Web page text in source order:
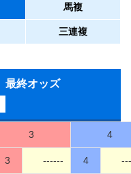
馬複
三連複
終オッズ
3 4
3 ------ 4